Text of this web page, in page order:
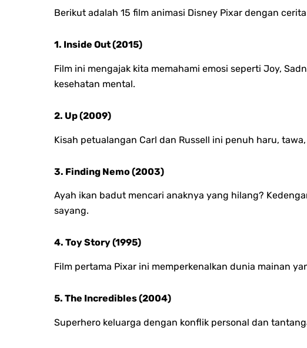
Berikut adalah 15 film animasi Disney Pixar dengan
1. Inside Out (2015)
Film ini mengajak kita memahami emosi seperti Joy,
kesehatan mental.
2. Up (2009)
Kisah petualangan Carl dan Russell ini penuh haru,
3. Finding Nemo (2003)
Ayah ikan badut mencari anaknya yang hilang?
sayang.
4. Toy Story (1995)
Film pertama Pixar ini memperkenalkan dunia mainan
5. The Incredibles (2004)
Superhero keluarga dengan konflik personal dan